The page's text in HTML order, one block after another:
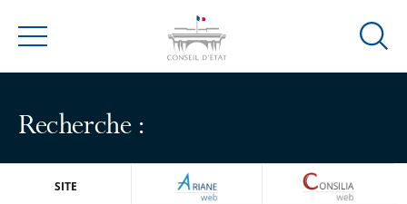
Menu
Ouvrir
Recherche :
SITE ARIANEWEB